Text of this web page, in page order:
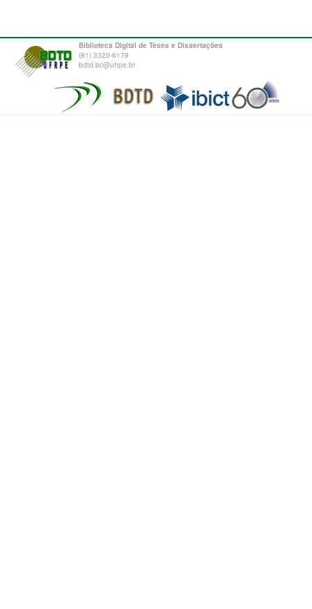
Biblioteca Digital de Teses e Dissertações
(81) 3320-6179
bdtd.bc@ufrpe.br